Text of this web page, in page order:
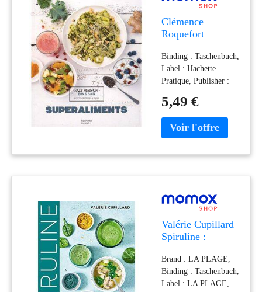
Clémence
Roquefort
Recettes Testées
À La Maison
Binding : Taschenbuch,
Label : Hachette
Pratique, Publisher :
medium : Taschenbuch,
publicationDate : 2016-
01-27, authors :
Coralie Ferreira,
ISBN : 2011713714
5,49 €
Valérie Cupillard
Spiruline :
Bienfaits De Ce
Superaliment En
+ De 35 Recettes
Brand : LA PLAGE,
Binding : Taschenbuch,
Label : LA PLAGE,